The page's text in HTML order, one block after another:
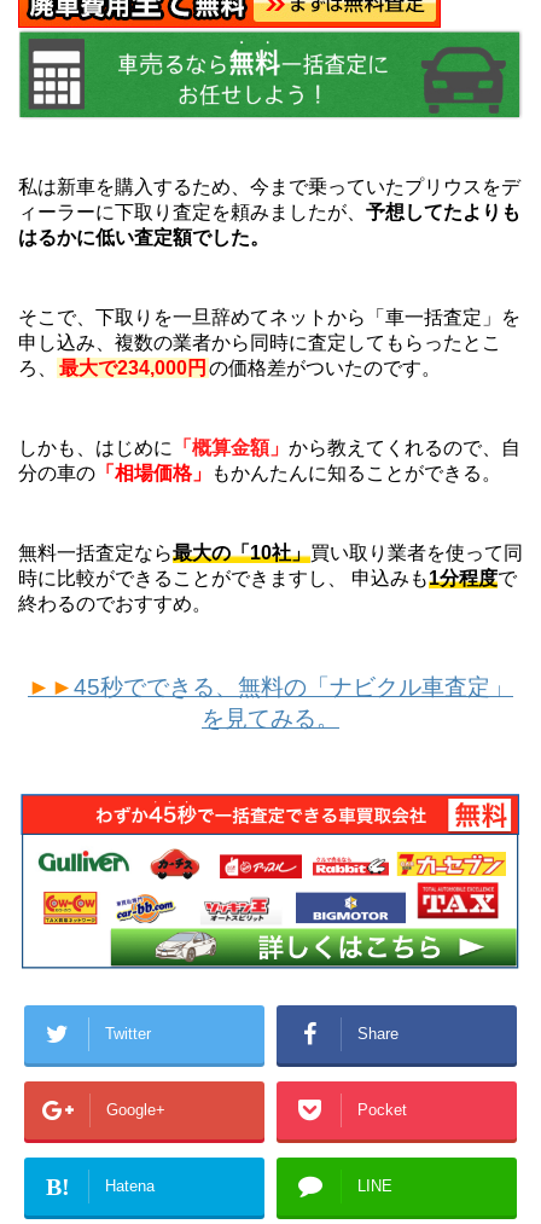
私は新車を購入するため、今まで乗っていたプリウスをデ
ィーラーに下取り査定を頼みましたが、 予想してたよりも
はるかに低い査定額でした。
そこで、下取りを一旦辞めてネットから「車一括査定」を
申し込み、複数の業者から同時に査定してもらったとこ
ろ、
最大で234,000円 の価格差がついたのです。
しかも、はじめに 「概算金額」 から教えてくれるので、自
分の車の 「相場価格」 もかんたんに知ることができる。
無料一括査定なら最大の「10社」買い取り業者を使って同
時に比較ができることができますし、 申込みも1分程度で
終わるのでおすすめ。
►►45秒でできる、無料の「ナビクル車査定」
を見てみる。
Twitter Share
Google+ Pocket
B! Hatena LINE